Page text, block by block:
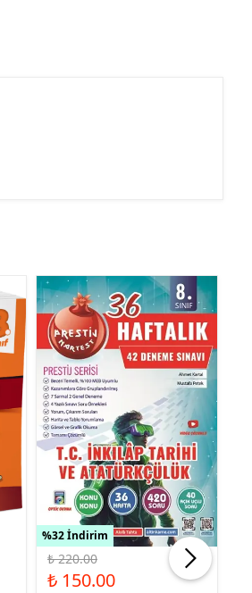
%32 İndirim
₺ 220.00
₺ 150.00